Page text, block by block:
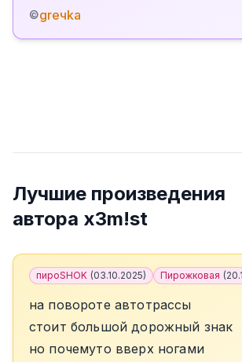
©greчka
Лучшие произведения
автора x3m!st
пироSHOK (03.10.2025) Пирожковая (
на повороте автотрассы
стоит большой дорожный знак
но почемуто вверх ногами